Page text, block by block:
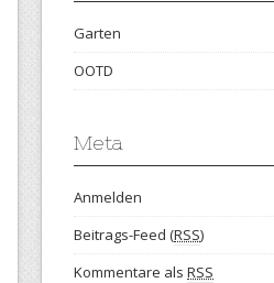
Garten
OOTD
Meta
Anmelden
Beitrags-Feed (RSS)
Kommentare als RSS